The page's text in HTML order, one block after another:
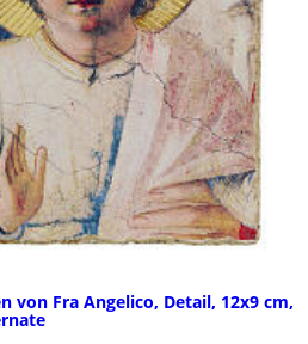
von Fra Angelico, Detail, 12x9 cm,